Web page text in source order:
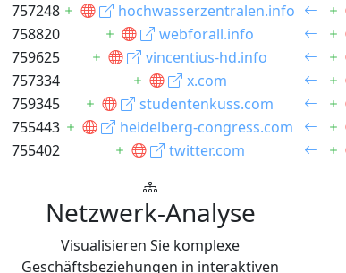
757248
hochwasserzentralen.info
758820
webforall.info
759625
vincentius-hd.info
757334
x.com
759345
studentenkuss.com
755443
heidelberg-congress.com
755402
twitter.com
Netzwerk-Analyse
Visualisieren Sie komplexe
Geschäftsbeziehungen in interaktiven